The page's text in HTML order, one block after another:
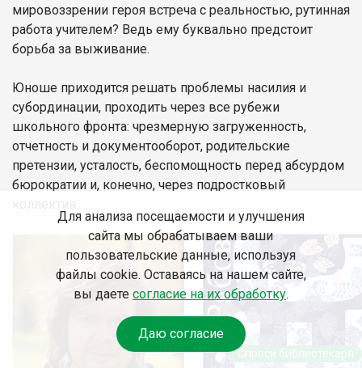
мировоззрении героя встреча с реальностью, рутинная
работа учителем? Ведь ему буквально предстоит
борьба за выживание.
Юноше приходится решать проблемы насилия и
субординации, проходить через все рубежи
школьного фронта: чрезмерную загруженность,
отчетность и документооборот, родительские
претензии, усталость, беспомощность перед абсурдом
бюрократии и, конечно, через подростковый
Для анализа посещаемости и улучшения
сайта мы обрабатываем ваши
пользовательские данные, используя
файлы cookie. Оставаясь на нашем сайте,
вы даете согласие на их обработку.
Даю согласие
Спроси библиотекаря